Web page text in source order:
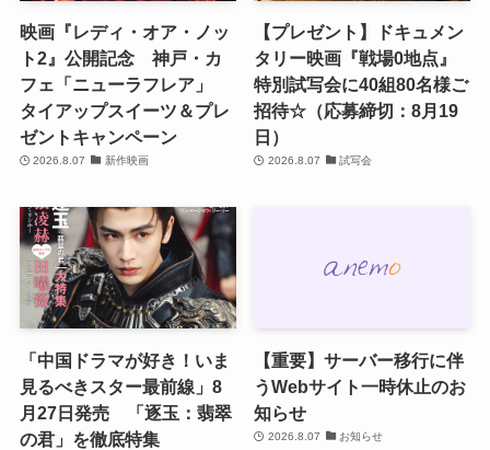
映画『レディ・オア・ノッ
ト2』公開記念 神戸・カ
フェ「ニューラフレア」
タイアップスイーツ＆プレ
ゼントキャンペーン
2026.8.07 新作映画
【プレゼント】ドキュメン
タリー映画『戦場0地点』
特別試写会に40組80名様ご
招待☆（応募締切：8月19
日）
2026.8.07 試写会
「中国ドラマが好き！いま
見るべきスター最前線」8
月27日発売 「逐玉：翡翠
の君」を徹底特集
【重要】サーバー移行に伴
うWebサイト一時休止のお
知らせ
2026.8.07 お知らせ